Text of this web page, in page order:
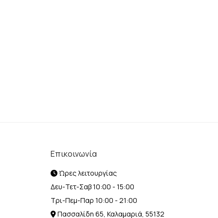
Επικοινωνία
Ώρες λειτουργίας
Δευ-Τετ-Σαβ 10:00 - 15:00
Τρι-Πεμ-Παρ 10:00 - 21:00
Πασσαλίδη 65, Καλαμαριά, 55132